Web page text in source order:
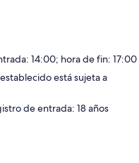
14:00; hora de fin: 17:00
está sujeta a
de entrada: 18 años